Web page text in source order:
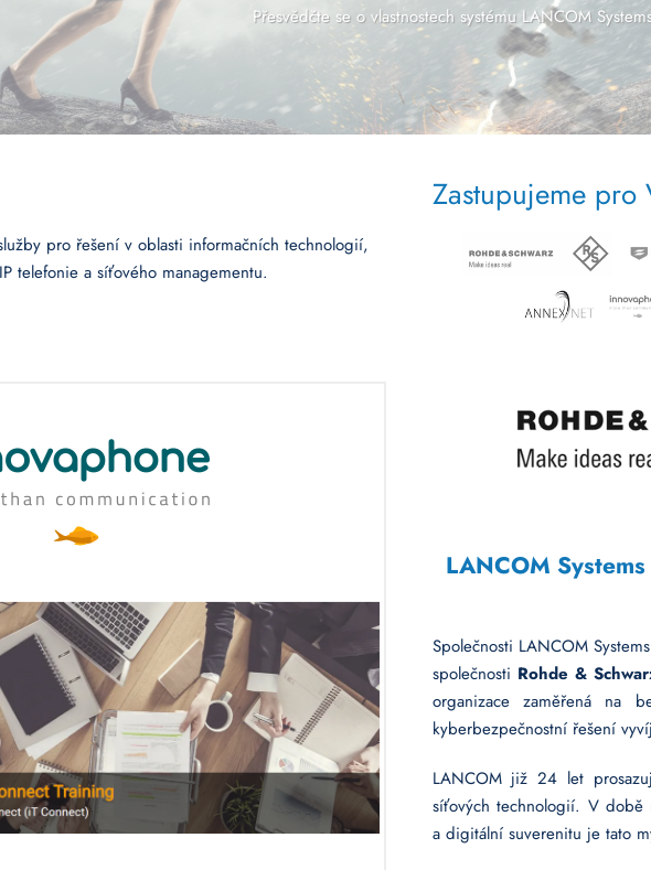
Přesvědčte se o vlastnostech systému LANCOM
pro řešení v oblasti informačních technologií,
telefonie a síťového managementu.
Zastupujeme pro
LANCOM
Společnosti LANCOM
společnosti Rohde &
organizace zaměřená na
kyberbezpečnostní řešení
LANCOM již 24 let
síťových technologií. V době
a digitální suverenitu je tato